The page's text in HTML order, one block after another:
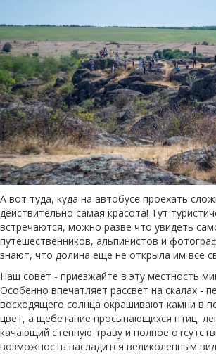
А вот туда, куда на автобусе проехать
действительно самая красота! Тут
встречаются, можно разве что увидеть
путешественников, альпинистов и
знают, что долина еще не открыла им все
Наш совет - приезжайте в эту местность
Особенно впечатляет рассвет на скалах -
восходящего солнца окрашивают камни в
цвет, а щебетание просыпающихся птиц,
качающий степную траву и полное
возможность насладится великолепным